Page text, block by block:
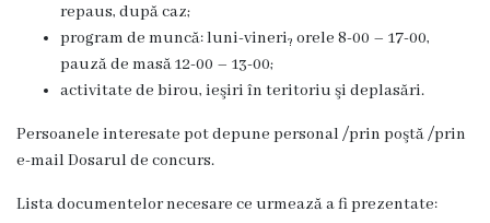
Notificarea
activităţiilor
de
comerţ
Eliberarea
repaus, după caz;
program de muncă: luni-vineri? orele 8-00 – 17-00,
pauză de masă 12-00 – 13-00;
activitate de birou, ieşiri în teritoriu şi deplasări.
Persoanele interesate pot depune personal /prin poştă /prin
e-mail Dosarul de concurs.
Lista documentelor necesare ce urmează a fi prezentate: